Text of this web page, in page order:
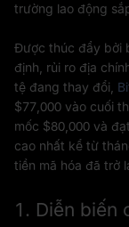
trường lao động
Được thúc đẩy bởi
định, rủi ro địa
tệ đang thay đổi,
$77,000 vào cuối
mốc $80,000 và
cao nhất kể từ
tiền mã hóa đã trở
1. Diễn biến